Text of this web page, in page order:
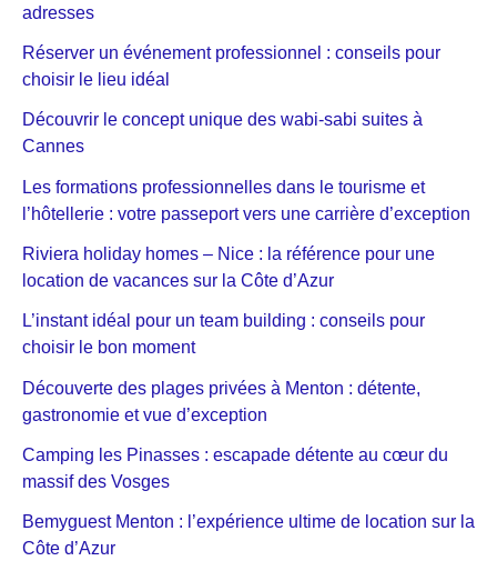
adresses
Réserver un événement professionnel : conseils pour
choisir le lieu idéal
Découvrir le concept unique des wabi-sabi suites à
Cannes
Les formations professionnelles dans le tourisme et
l’hôtellerie : votre passeport vers une carrière d’exception
Riviera holiday homes – Nice : la référence pour une
location de vacances sur la Côte d’Azur
L’instant idéal pour un team building : conseils pour
choisir le bon moment
Découverte des plages privées à Menton : détente,
gastronomie et vue d’exception
Camping les Pinasses : escapade détente au cœur du
massif des Vosges
Bemyguest Menton : l’expérience ultime de location sur la
Côte d’Azur